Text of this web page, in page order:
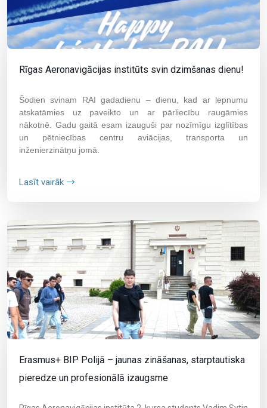
Rīgas Aeronavigācijas institūts svin dzimšanas dienu!
Šodien svinam RAI gadadienu – dienu, kad ar lepnumu
atskatāmies uz paveikto un ar pārliecību raugāmies
nākotnē. Gadu gaitā esam izauguši par nozīmīgu izglītības
un pētniecības centru aviācijas, transporta un
inženierzinātņu jomā.
Lasīt vairāk
Erasmus+ BIP Polijā – jaunas zināšanas, starptautiska
pieredze un profesionālā izaugsme